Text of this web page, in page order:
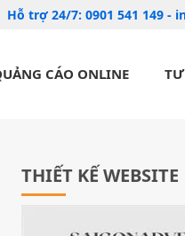
Hỗ trợ 24/7: 0901 541 149 -
CÁO ONLINE
THIẾT KẾ WEBSITE